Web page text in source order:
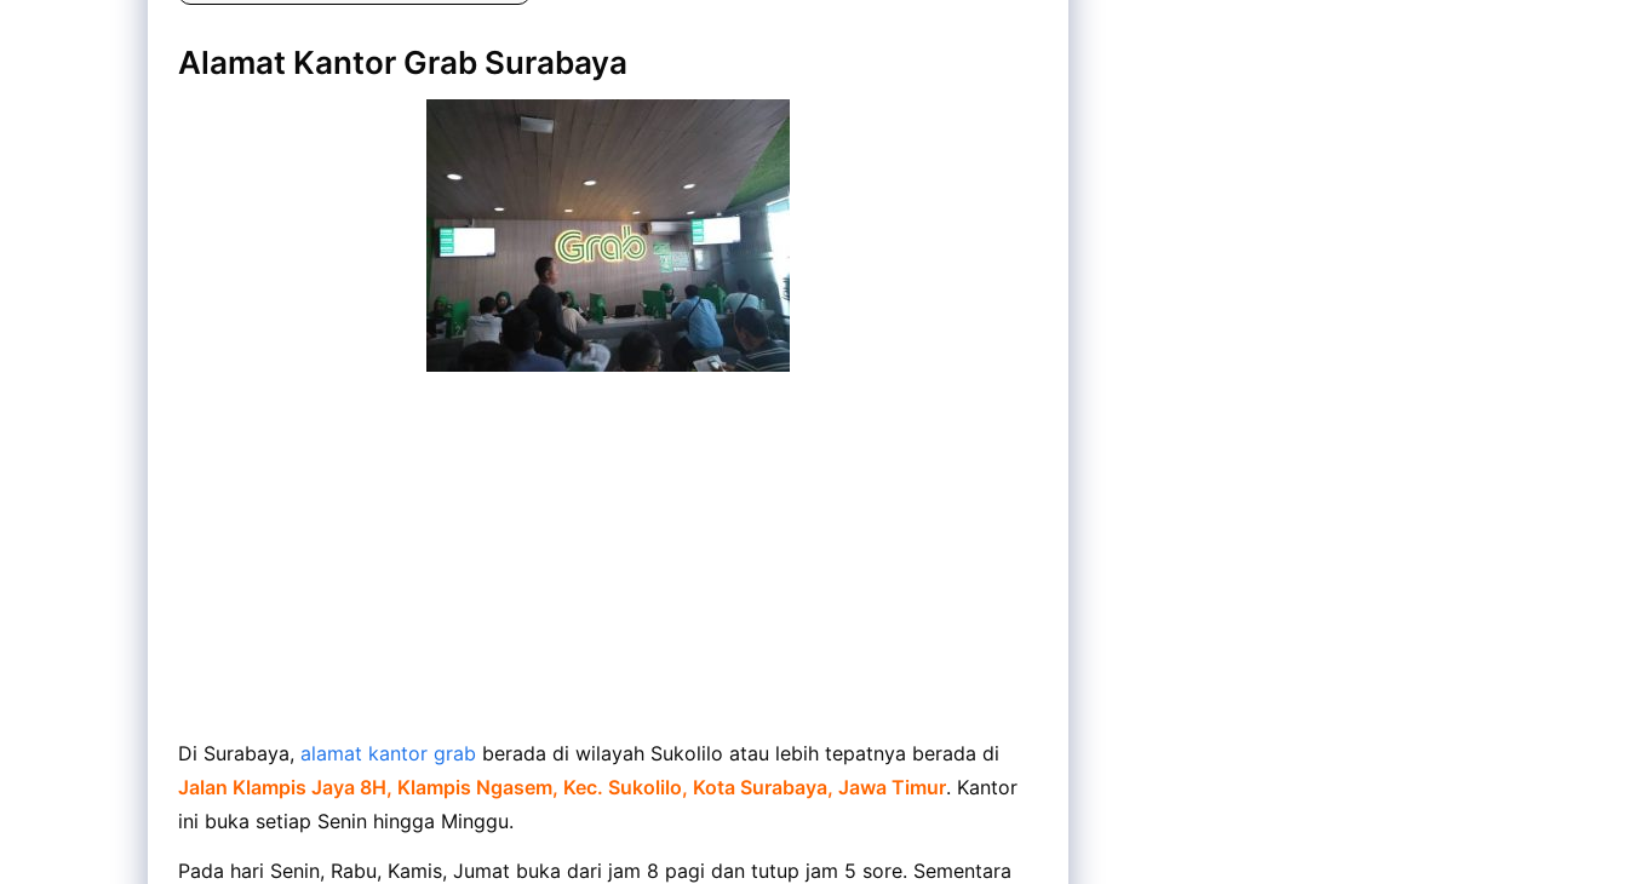
Alamat Kantor Grab Surabaya
Di Surabaya, alamat kantor grab berada di wilayah Sukolilo atau lebih tepatnya berada di
Jalan Klampis Jaya 8H, Klampis Ngasem, Kec. Sukolilo, Kota Surabaya, Jawa Timur. Kantor
ini buka setiap Senin hingga Minggu.
Pada hari Senin, Rabu, Kamis, Jumat buka dari jam 8 pagi dan tutup jam 5 sore. Sementara